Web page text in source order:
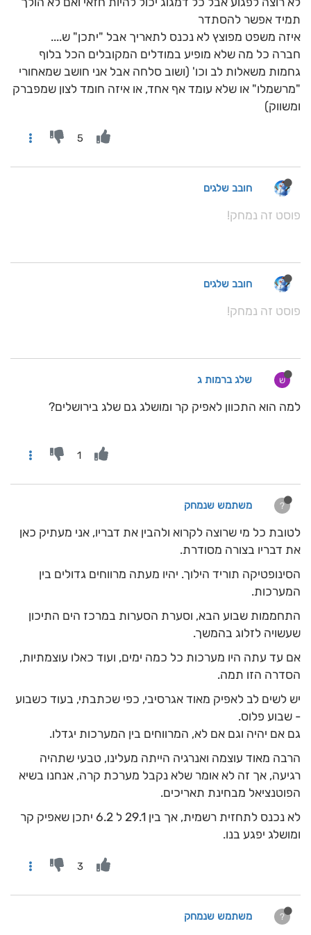
תמיד אפשר להסתדר
איזה משפט מפוצץ לא נכנס לתאריך אבל "יתכן" ש....
חברה כל מה שלא מופיע במודלים המקובלים הכל בלוף
גחמות משאלות לב וכו' (ושוב סלחה אבל אני חושב שמאחורי
"מרשמלו" או שלא עומד אף אחד, או איזה חומד לצון שמפברק
ומשווק)
5
חובב שלגים
פוסט זה נמחק!
חובב שלגים
פוסט זה נמחק!
ש שלג ברמות ג
למה הוא התכוון לאפיק קר ומושלג גם שלג בירושלים?
1
? משתמש שנמחק
לטובת כל מי שרוצה לקרוא ולהבין את דבריו, אני מעתיק כאן
את דבריו בצורה מסודרת.
הסינופטיקה תוריד הילוך. יהיו מעתה מרווחים גדולים בין
המערכות.
התחממות שבוע הבא, וסערת הסערות במרכז הים התיכון
שעשויה לזלוג בהמשך.
אם עד עתה היו מערכות כל כמה ימים, ועוד כאלו עוצמתיות,
הסדרה הזו תמה.
יש לשים לב לאפיק מאוד אגרסיבי, כפי שכתבתי, בעוד כשבוע
- שבוע פלוס.
גם אם יהיה וגם אם לא, המרווחים בין המערכות יגדלו.
הרבה מאוד עוצמה ואנרגיה הייתה מעלינו, טבעי שתהיה
רגיעה, אך זה לא אומר שלא נקבל מערכת קרה, אנחנו בשיא
הפוטנציאל מבחינת תאריכים.
לא נכנס לתחזית רשמית, אך בין 29.1 ל 6.2 יתכן שאפיק קר
ומושלג יפגע בנו.
3
? משתמש שנמחק